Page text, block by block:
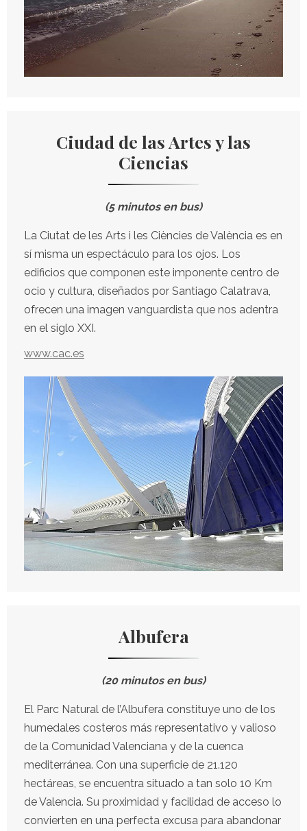
Ciudad de las Artes y las
Ciencias
(5 minutos en bus)
La Ciutat de les Arts i les Ciències de València es en
sí misma un espectáculo para los ojos. Los
edificios que componen este imponente centro de
ocio y cultura, diseñados por Santiago Calatrava,
ofrecen una imagen vanguardista que nos adentra
en el siglo XXI.
www.cac.es
Albufera
(20 minutos en bus)
El Parc Natural de l’Albufera constituye uno de los
humedales costeros más representativo y valioso
de la Comunidad Valenciana y de la cuenca
mediterránea. Con una superficie de 21.120
hectáreas, se encuentra situado a tan solo 10 Km
de Valencia. Su proximidad y facilidad de acceso lo
convierten en una perfecta excusa para abandonar